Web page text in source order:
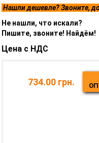
Нашли дешевле? Звоните,
Не нашли, что искали?
Пишите, звоните! Найдём!
Цена с НДС
734.00 грн.